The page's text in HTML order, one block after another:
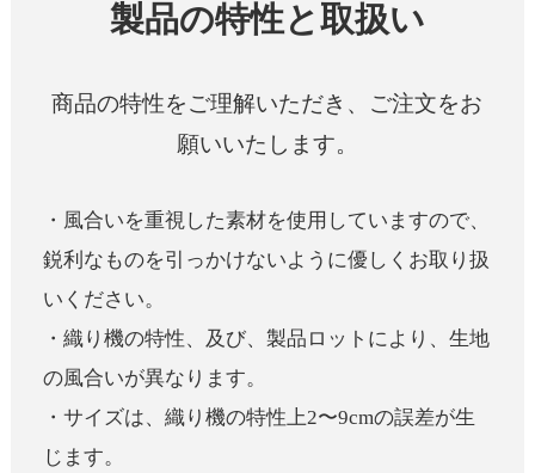
製品の特性と取扱い
商品の特性をご理解いただき、ご注文をお
願いいたします。
・風合いを重視した素材を使用していますので、
鋭利なものを引っかけないように優しくお取り扱
いください。
・織り機の特性、及び、製品ロットにより、生地
の風合いが異なります。
・サイズは、織り機の特性上2〜9cmの誤差が生
じます。